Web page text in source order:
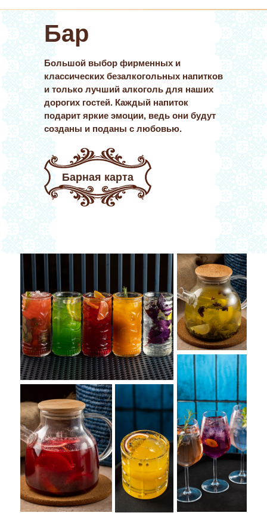
Барная карта
Большой выбор фирменных и
классических безалкогольных напитков
и только лучший алкоголь для наших
дорогих гостей. Каждый напиток
подарит яркие эмоции, ведь они будут
созданы и поданы с любовью.
Бар